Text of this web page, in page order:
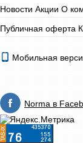
Новости Акции О
Публичная оферта
Мобильная
Norma в